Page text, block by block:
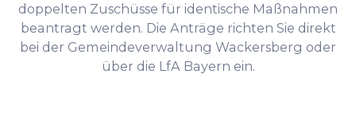
doppelten Zuschüsse für identische Maßnahmen
beantragt werden. Die Anträge richten Sie direkt
bei der Gemeindeverwaltung Wackersberg oder
über die LfA Bayern ein.